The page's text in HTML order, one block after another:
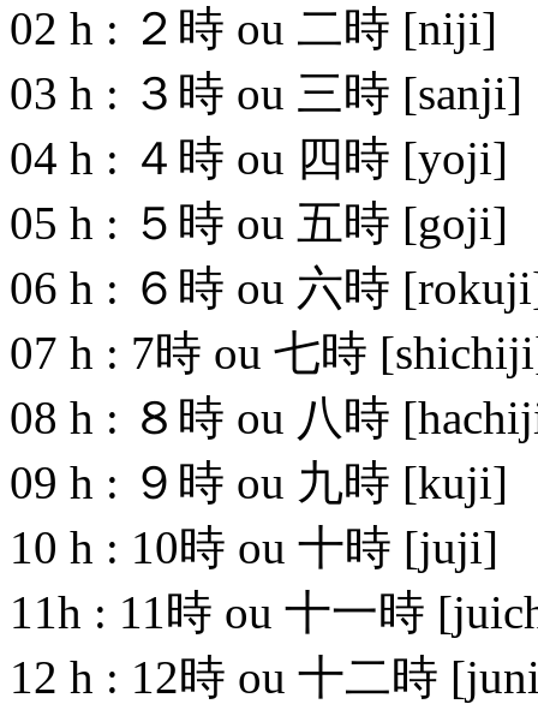
02 h : ２時 ou 二時 [niji]
03 h : ３時 ou 三時 [sanji]
04 h : ４時 ou 四時 [yoji]
05 h : ５時 ou 五時 [goji]
06 h : ６時 ou 六時
07 h : 7時 ou 七時
08 h : ８時 ou 八時
09 h : ９時 ou 九時 [kuji]
10 h : 10時 ou 十時 [juji]
11h : 11時 ou 十一時
12 h : 12時 ou 十二時